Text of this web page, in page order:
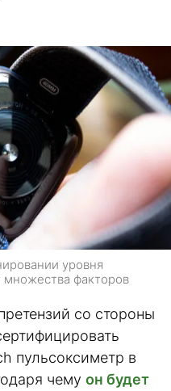
уровня
множества факторов
со стороны
пульсоксиметр в
чему он будет